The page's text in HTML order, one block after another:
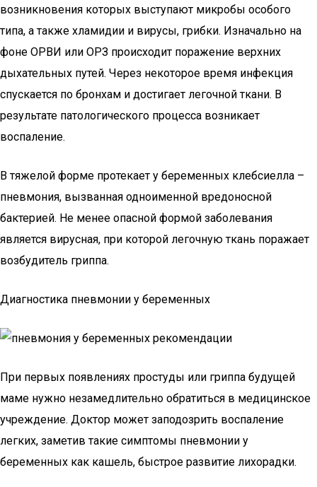
возникновения которых выступают микробы особого
типа, а также хламидии и вирусы, грибки. Изначально на
фоне ОРВИ или ОРЗ происходит поражение верхних
дыхательных путей. Через некоторое время инфекция
спускается по бронхам и достигает легочной ткани. В
результате патологического процесса возникает
воспаление.
В тяжелой форме протекает у беременных клебсиелла –
пневмония, вызванная одноименной вредоносной
бактерией. Не менее опасной формой заболевания
является вирусная, при которой легочную ткань поражает
возбудитель гриппа.
Диагностика пневмонии у беременных
При первых появлениях простуды или гриппа будущей
маме нужно незамедлительно обратиться в медицинское
учреждение. Доктор может заподозрить воспаление
легких, заметив такие симптомы пневмонии у
беременных как кашель, быстрое развитие лихорадки.